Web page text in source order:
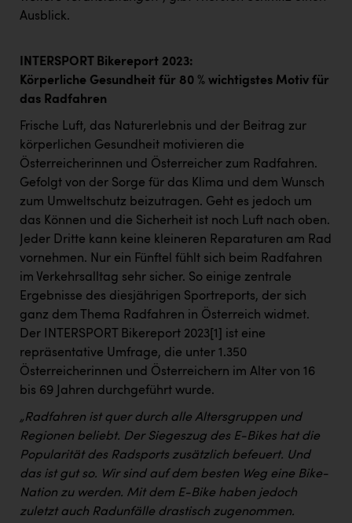
Ausblick.
INTERSPORT Bikereport 2023:
Körperliche Gesundheit für 80 % wichtigstes Motiv für
das Radfahren
Frische Luft, das Naturerlebnis und der Beitrag zur
körperlichen Gesundheit motivieren die
Österreicherinnen und Österreicher zum Radfahren.
Gefolgt von der Sorge für das Klima und dem Wunsch
zum Umweltschutz beizutragen. Geht es jedoch um
das Können und die Sicherheit ist noch Luft nach oben.
Jeder Dritte kann keine kleineren Reparaturen am Rad
vornehmen. Nur ein Fünftel fühlt sich beim Radfahren
im Verkehrsalltag sehr sicher. So einige zentrale
Ergebnisse des diesjährigen Sportreports, der sich
ganz dem Thema Radfahren in Österreich widmet.
Der INTERSPORT Bikereport 2023 [1]
ist eine
repräsentative Umfrage, die unter 1.350
Österreicherinnen und Österreichern im Alter von 16
bis 69 Jahren durchgeführt wurde.
„Radfahren ist quer durch alle Altersgruppen und
Regionen beliebt. Der Siegeszug des E-Bikes hat die
Popularität des Radsports zusätzlich befeuert. Und
das ist gut so. Wir sind auf dem besten Weg eine Bike-
Nation zu werden. Mit dem E-Bike haben jedoch
zuletzt auch Radunfälle drastisch zugenommen.